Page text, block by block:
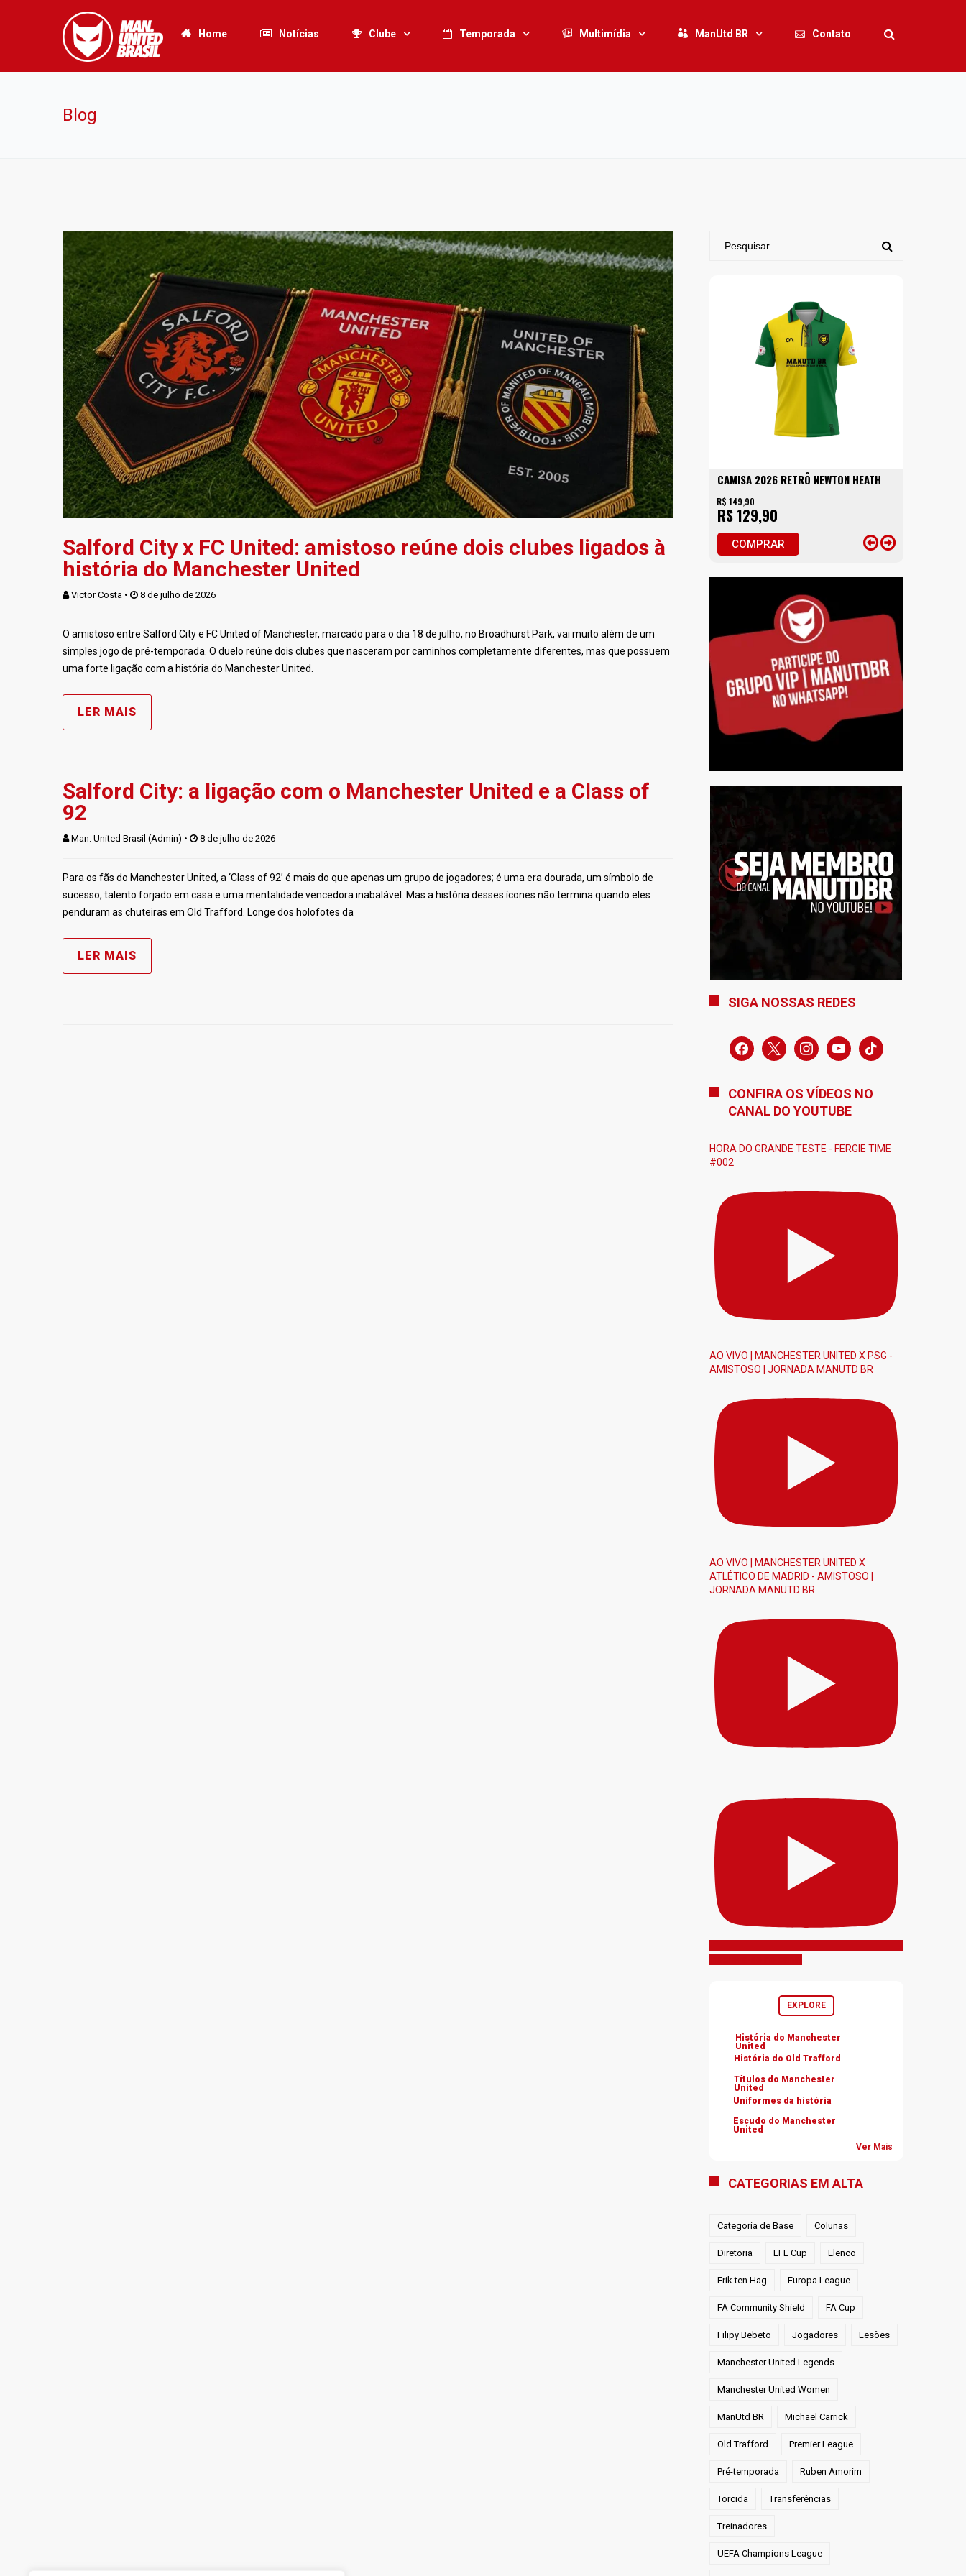
Home Notícias Clube Temporada Multimídia ManUtd BR Contato
Blog
Salford City x FC United: amistoso reúne dois clubes ligados à
história do Manchester United
Victor Costa • 8 de julho de 2026
O amistoso entre Salford City e FC United of Manchester, marcado para o dia 18 de julho, no Broadhurst Park, vai muito além de um
simples jogo de pré-temporada. O duelo reúne dois clubes que nasceram por caminhos completamente diferentes, mas que possuem
uma forte ligação com a história do Manchester United.
LER MAIS
Salford City: a ligação com o Manchester United e a Class of
92
Man. United Brasil (Admin) • 8 de julho de 2026
Para os fãs do Manchester United, a ‘Class of 92’ é mais do que apenas um grupo de jogadores; é uma era dourada, um símbolo de
sucesso, talento forjado em casa e uma mentalidade vencedora inabalável. Mas a história desses ícones não termina quando eles
penduram as chuteiras em Old Trafford. Longe dos holofotes da
LER MAIS
CAMISA 2026 RETRÔ NEWTON HEATH
R$ 149,90
R$ 129,90
COMPRAR
SIGA NOSSAS REDES
facebook
x instagramyoutubetiktok
CONFIRA OS VÍDEOS NO
CANAL DO YOUTUBE
HORA DO GRANDE TESTE - FERGIE TIME
#002
AO VIVO | MANCHESTER UNITED X PSG -
AMISTOSO | JORNADA MANUTD BR
AO VIVO | MANCHESTER UNITED X
ATLÉTICO DE MADRID - AMISTOSO |
JORNADA MANUTD BR
EXPLORE
História do Old Trafford
Títulos do Manchester
United
Uniformes da história
Ver Mais
História do Manchester
United
Escudo do Manchester
United
CATEGORIAS EM ALTA
Categoria de Base Colunas
Diretoria EFL Cup Elenco
Erik ten Hag Europa League
FA Community Shield FA Cup
Filipy Bebeto Jogadores Lesões
Manchester United Legends
Manchester United Women
ManUtd BR Michael Carrick
Old Trafford Premier League
Pré-temporada Ruben Amorim
Torcida Transferências
Treinadores
UEFA Champions League